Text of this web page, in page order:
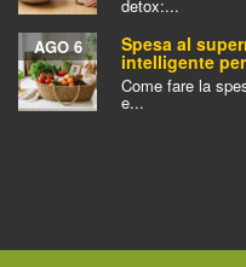
detox:...
Spesa al
intelligente
AGO 6
Come fare la
e...